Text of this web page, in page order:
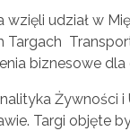
wzięli udział w
biznesowe
Żywności
Targi